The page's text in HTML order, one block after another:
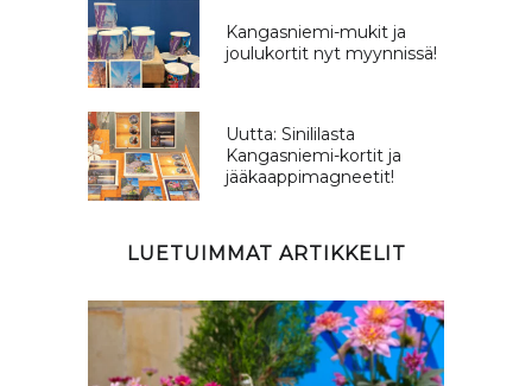
Kangasniemi-mukit ja
joulukortit nyt myynnissä!
Uutta: Sinililasta
Kangasniemi-kortit ja
jääkaappimagneetit!
LUETUIMMAT ARTIKKELIT